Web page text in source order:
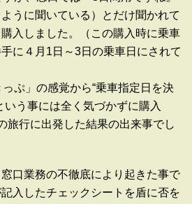
ように聞いている）とだけ聞かれて
購入しました。（この購入時に乗車
に４月1日～3日の乗車日にされて
ぷ」の感覚から“乗車指定日を決
いう事には全く気づかずに購入
旅行に出発した結果の出来事でし
窓口業務の不徹底により起きた事で
入したチェックシートを盾に否を